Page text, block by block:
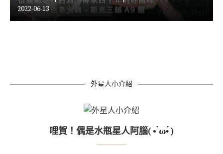
2022-06-13
外星人小介紹
哩賀！偶是水瓶星人阿腦( • ̀ω•́ )